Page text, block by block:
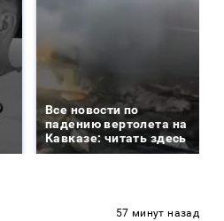
Все новости по
падению вертолета на
Кавказе: читать здесь
57 минут назад